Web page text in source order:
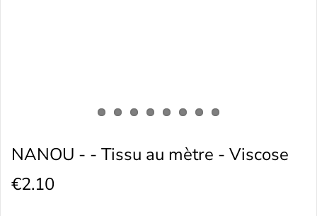
NANOU - - Tissu au mètre - Viscose
€2.10